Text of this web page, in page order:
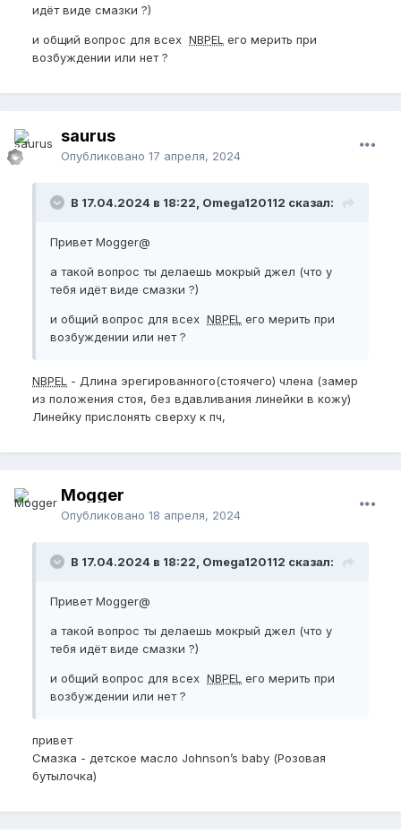
идёт виде смазки ?)
и общий вопрос для всех NBPEL его мерить при
возбуждении или нет ?
saurus
Опубликовано 17 апреля, 2024
В 17.04.2024 в 18:22, Omega120112 сказал:
Привет Mogger@
а такой вопрос ты делаешь мокрый джел (что у
тебя идёт виде смазки ?)
и общий вопрос для всех NBPEL его мерить при
возбуждении или нет ?
NBPEL
- Длина эрегированного(стоячего) члена (замер
из положения стоя, без вдавливания линейки в кожу)
Линейку прислонять сверху к пч,
Mogger
Опубликовано 18 апреля, 2024
В 17.04.2024 в 18:22, Omega120112 сказал:
Привет Mogger@
а такой вопрос ты делаешь мокрый джел (что у
тебя идёт виде смазки ?)
и общий вопрос для всех NBPEL его мерить при
возбуждении или нет ?
привет
Смазка - детское масло Johnson’s baby (Розовая
бутылочка)